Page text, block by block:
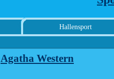
Hallensport
Agatha Western